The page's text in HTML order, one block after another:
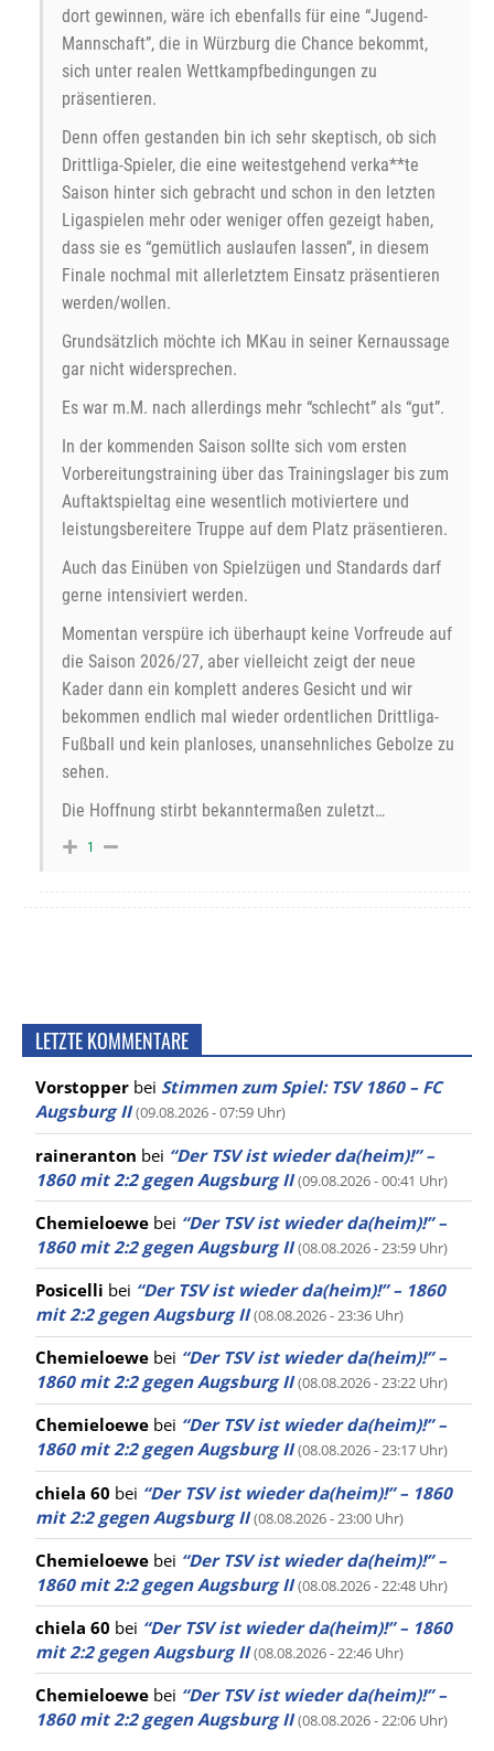
dort gewinnen, wäre ich ebenfalls für eine “Jugend-
Mannschaft”, die in Würzburg die Chance bekommt,
sich unter realen Wettkampfbedingungen zu
präsentieren.
Denn offen gestanden bin ich sehr skeptisch, ob sich
Drittliga-Spieler, die eine weitestgehend verka**te
Saison hinter sich gebracht und schon in den letzten
Ligaspielen mehr oder weniger offen gezeigt haben,
dass sie es “gemütlich auslaufen lassen”, in diesem
Finale nochmal mit allerletztem Einsatz präsentieren
werden/wollen.
Grundsätzlich möchte ich MKau in seiner Kernaussage
gar nicht widersprechen.
Es war m.M. nach allerdings mehr “schlecht” als “gut”.
In der kommenden Saison sollte sich vom ersten
Vorbereitungstraining über das Trainingslager bis zum
Auftaktspieltag eine wesentlich motiviertere und
leistungsbereitere Truppe auf dem Platz präsentieren.
Auch das Einüben von Spielzügen und Standards darf
gerne intensiviert werden.
Momentan verspüre ich überhaupt keine Vorfreude auf
die Saison 2026/27, aber vielleicht zeigt der neue
Kader dann ein komplett anderes Gesicht und wir
bekommen endlich mal wieder ordentlichen Drittliga-
Fußball und kein planloses, unansehnliches Gebolze zu
sehen.
Die Hoffnung stirbt bekanntermaßen zuletzt…
1
LETZTE KOMMENTARE
Vorstopper bei Stimmen zum Spiel: TSV 1860 – FC
Augsburg II (09.08.2026 - 07:59 Uhr)
raineranton bei “Der TSV ist wieder da(heim)!” –
1860 mit 2:2 gegen Augsburg II (09.08.2026 - 00:41 Uhr)
Chemieloewe bei “Der TSV ist wieder da(heim)!” –
1860 mit 2:2 gegen Augsburg II (08.08.2026 - 23:59 Uhr)
Posicelli bei “Der TSV ist wieder da(heim)!” – 1860
mit 2:2 gegen Augsburg II (08.08.2026 - 23:36 Uhr)
Chemieloewe bei “Der TSV ist wieder da(heim)!” –
1860 mit 2:2 gegen Augsburg II (08.08.2026 - 23:22 Uhr)
Chemieloewe bei “Der TSV ist wieder da(heim)!” –
1860 mit 2:2 gegen Augsburg II (08.08.2026 - 23:17 Uhr)
chiela 60 bei “Der TSV ist wieder da(heim)!” – 1860
mit 2:2 gegen Augsburg II (08.08.2026 - 23:00 Uhr)
Chemieloewe bei “Der TSV ist wieder da(heim)!” –
1860 mit 2:2 gegen Augsburg II (08.08.2026 - 22:48 Uhr)
chiela 60 bei “Der TSV ist wieder da(heim)!” – 1860
mit 2:2 gegen Augsburg II (08.08.2026 - 22:46 Uhr)
Chemieloewe bei “Der TSV ist wieder da(heim)!” –
1860 mit 2:2 gegen Augsburg II (08.08.2026 - 22:06 Uhr)